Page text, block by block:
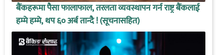
बैंकहरूमा पैसा फालाफाल, तरलता व्यवस्थापन गर्न राष्ट्र बैंकलाई
हम्मे हम्मे, थप ६० अर्ब तान्दै ! (सूचनासहित)